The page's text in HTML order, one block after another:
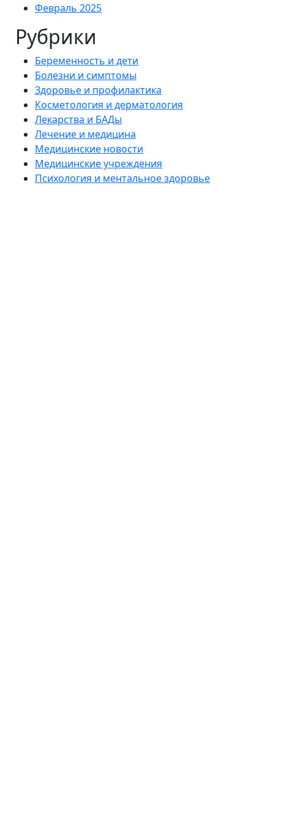
Февраль 2025
Рубрики
Беременность и дети
Болезни и симптомы
Здоровье и профилактика
Косметология и дерматология
Лекарства и БАДы
Лечение и медицина
Медицинские новости
Медицинские учреждения
Психология и ментальное здоровье